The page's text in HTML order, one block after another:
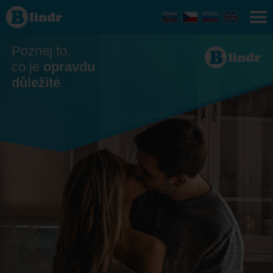
Seznamka
- On
hledá ji
Poznej to,
co je opravdu
důležité.